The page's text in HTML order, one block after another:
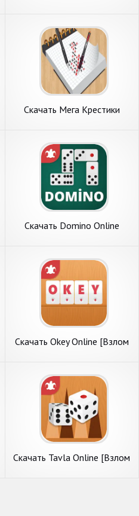
на Андроид
Скачать Мега Крестики
Скачать Domino Online
Скачать Okey Online [Взлом
Скачать Tavla Online [Взлом